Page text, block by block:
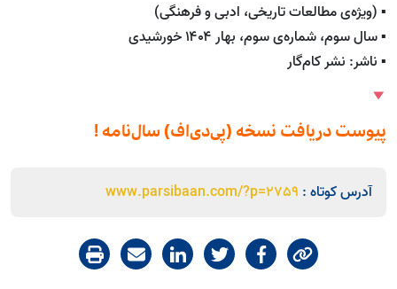
▪ (ویژه‌ی مطالعات تاریخی، ادبی و فرهنگی)
▪ سال سوم، شماره‌ی سوم، بهار ۱۴۰۴ خورشیدی
▪ ناشر: نشر کام‌گار
پیوست دریافت نسخه‌ (پی‌دی‌اف) سال‌نامه !
آدرس کوتاه : www.parsibaan.com/?p=2759